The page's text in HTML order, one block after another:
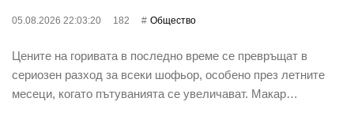
05.08.2026 22:03:20 182 Общество
Цените на горивата в последно време се превръщат в
сериозен разход за всеки шофьор, особено през летните
месеци, когато пътуванията се увеличават. Макар…